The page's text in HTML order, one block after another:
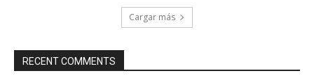
Cargar más
RECENT COMMENTS